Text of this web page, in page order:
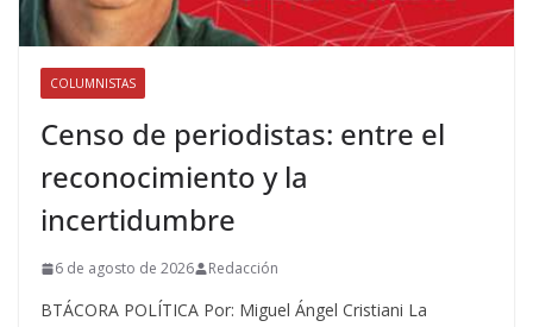
COLUMNISTAS
Censo de periodistas: entre el
reconocimiento y la
incertidumbre
6 de agosto de 2026 Redacción
BTÁCORA POLÍTICA Por: Miguel Ángel Cristiani La